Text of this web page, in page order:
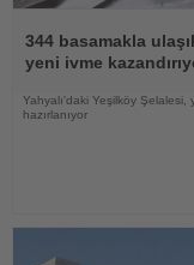
Oku
344 basamakla
yeni ivme
Yahyalı'daki Yeşilköy Şelalesi,
hazırlanıyor